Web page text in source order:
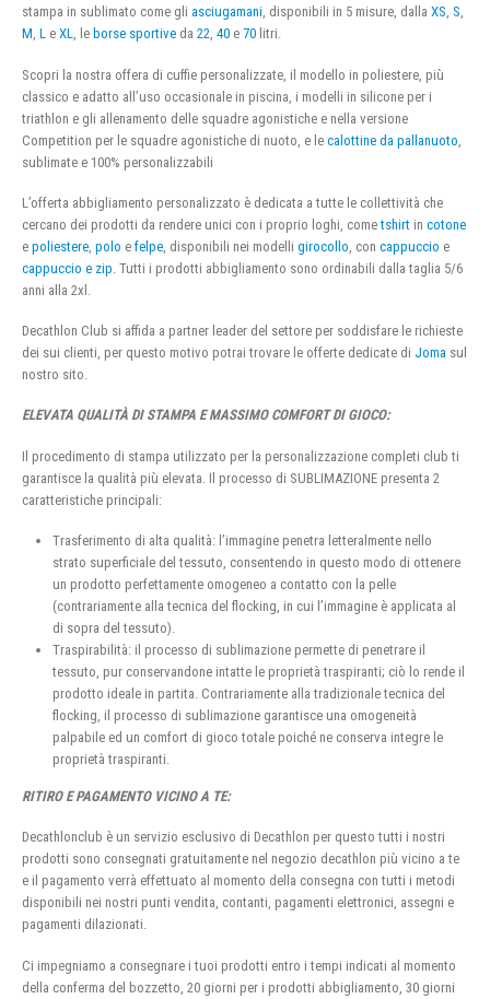
stampa in sublimato come gli asciugamani, disponibili in 5 misure, dalla XS, S,
M, L e XL, le borse sportive da 22, 40 e 70 litri.
Scopri la nostra offera di cuffie personalizzate, il modello in poliestere, più
classico e adatto all’uso occasionale in piscina, i modelli in silicone per i
triathlon e gli allenamento delle squadre agonistiche e nella versione
Competition per le squadre agonistiche di nuoto, e le calottine da pallanuoto
sublimate e 100% personalizzabili
L’offerta abbigliamento personalizzato è dedicata a tutte le collettività che
cercano dei prodotti da rendere unici con i proprio loghi, cometshirt in cotone
e poliestere polo e felpe , disponibili nei modelli girocollo , con cappuccio e
cappuccio e zip . Tutti i prodotti abbigliamento sono ordinabili dalla taglia 5/6
anni alla 2xl.
Decathlon Club si affida a partner leader del settore per soddisfare le richieste
dei sui clienti, per questo motivo potrai trovare le offerte dedicate di Joma sul
nostro sito.
ELEVATA QUALITÀ DI STAMPA E MASSIMO COMFORT DI GIOCO:
Il procedimento di stampa utilizzato per la personalizzazione completi club ti
garantisce la qualità più elevata. Il processo di SUBLIMAZIONE presenta 2
caratteristiche principali:
Trasferimento di alta qualità: l’immagine penetra letteralmente nello
strato superficiale del tessuto, consentendo in questo modo di ottenere
un prodotto perfettamente omogeneo a contatto con la pelle
(contrariamente alla tecnica del flocking, in cui l’immagine è applicata al
di sopra del tessuto).
Traspirabilità: il processo di sublimazione permette di penetrare il
tessuto, pur conservandone intatte le proprietà traspiranti; ciò lo rende il
prodotto ideale in partita. Contrariamente alla tradizionale tecnica del
flocking, il processo di sublimazione garantisce una omogeneità
palpabile ed un comfort di gioco totale poiché ne conserva integre le
proprietà traspiranti.
RITIRO E PAGAMENTO VICINO A TE:
Decathlonclub è un servizio esclusivo di Decathlon per questo tutti i nostri
prodotti sono consegnati gratuitamente nel negozio decathlon più vicino a te
e il pagamento verrà effettuato al momento della consegna con tutti i metodi
disponibili nei nostri punti vendita, contanti, pagamenti elettronici, assegni e
pagamenti dilazionati.
Ci impegniamo a consegnare i tuoi prodotti entro i tempi indicati al momento
della conferma del bozzetto, 20 giorni per i prodotti abbigliamento, 30 giorni